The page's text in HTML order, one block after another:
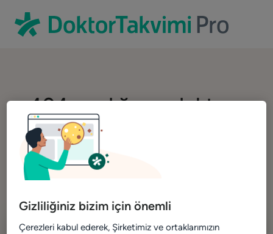
404 aradığımız doktora
ulaşılamıyor
Ortalama her gün 1 sağlık çalışanının şiddete uğradığını
biliyor muydunuz? Bu şekilde davranmaya devam edersek
Gizliliğiniz bizim için önemli
Çerezleri kabul ederek, Şirketimiz ve ortaklarımızın